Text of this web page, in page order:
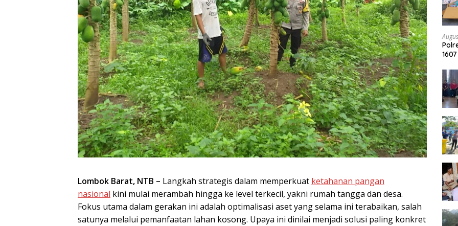
Lombok Barat, NTB – Langkah strategis dalam memperkuat ketahanan pangan
nasional kini mulai merambah hingga ke level terkecil, yakni rumah tangga dan desa.
Fokus utama dalam gerakan ini adalah optimalisasi aset yang selama ini terabaikan, salah
satunya melalui pemanfaatan lahan kosong. Upaya ini dinilai menjadi solusi paling konkret